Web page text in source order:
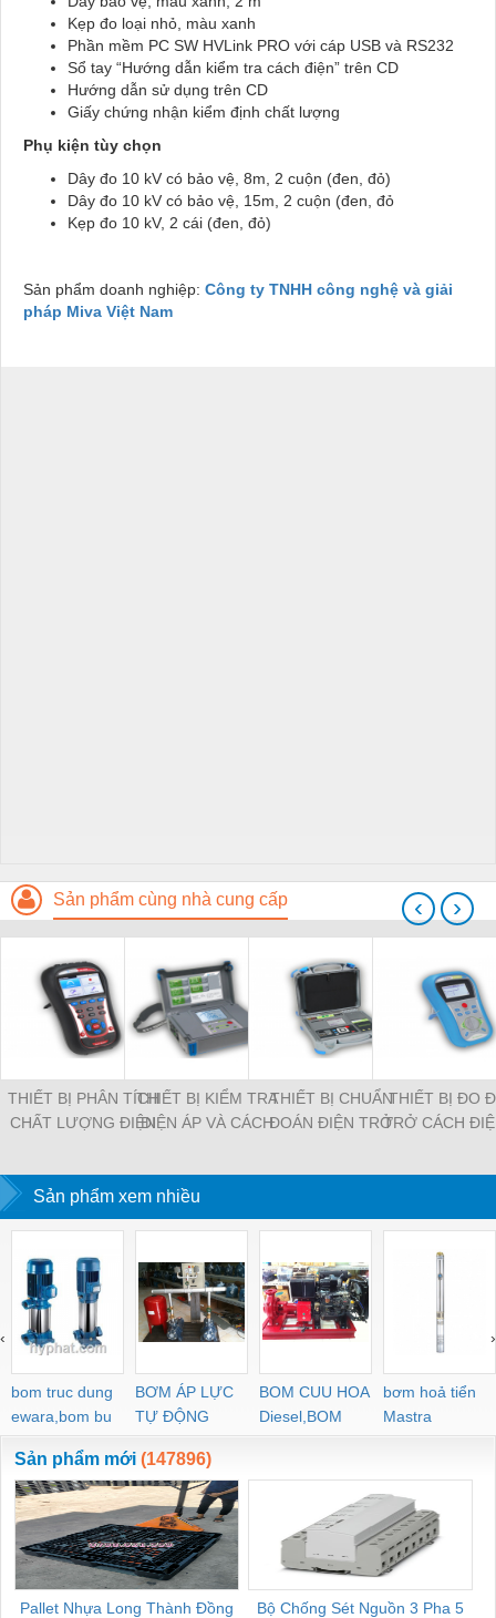
Kẹp đo loại nhỏ, màu xanh
Phần mềm PC SW HVLink PRO với cáp USB và RS232
Sổ tay “Hướng dẫn kiểm tra cách điện” trên CD
Hướng dẫn sử dụng trên CD
Giấy chứng nhận kiểm định chất lượng
Phụ kiện tùy chọn
Dây đo 10 kV có bảo vệ, 8m, 2 cuộn (đen, đỏ)
Dây đo 10 kV có bảo vệ, 15m, 2 cuộn (đen, đỏ
Kẹp đo 10 kV, 2 cái (đen, đỏ)
Sản phẩm doanh nghiệp: Công ty TNHH công nghệ và giải
pháp Miva Việt Nam
Sản phẩm cùng nhà cung cấp
THIẾT BỊ PHÂN TÍCH
CHẤT LƯỢNG ĐIỆN
2892
THIẾT BỊ KIỂM TRA
ĐIỆN ÁP VÀ CÁCH
THIẾT BỊ CHUẨN
ĐOÁN ĐIỆN TRỞ
THIẾT BỊ ĐO
TRỞ CÁCH
‹ ›
Sản phẩm xem nhiều
bom truc dung
ewara,bom bu
ewara
BƠM ÁP LỰC
TỰ ĐỘNG
BOM CUU HOA
Diesel,BOM
CHUA CHAY
bơm hoả tiển
Mastra
‹ ›
Sản phẩm mới (147896)
Pallet Nhựa Long Thành Đồng
Bộ Chống Sét Nguồn 3 Pha 5